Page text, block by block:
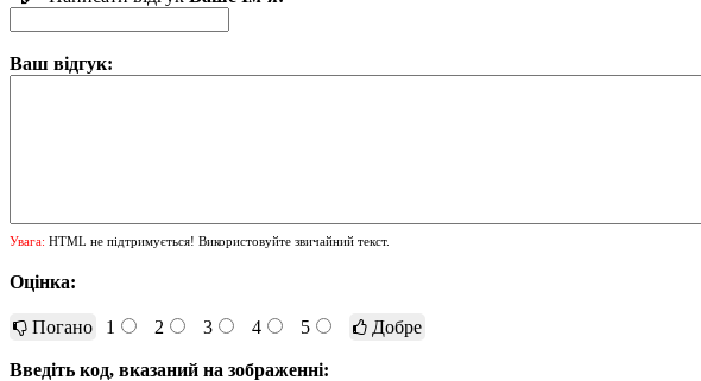
Ваш відгук:
Увага: HTML не підтримується! Використовуйте звичайний текст.
Оцінка:
Погано 1 2 3 4 5 Добре
Введіть код, вказаний на зображенні: